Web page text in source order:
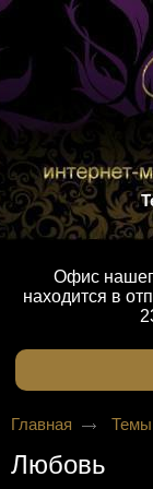
Офис
находится в
Главная Темы
Любовь